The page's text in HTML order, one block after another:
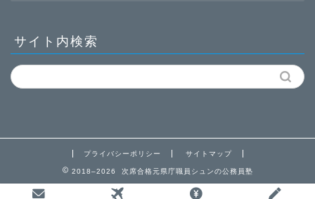
サイト内検索
プライバシーポリシー サイトマップ
2018–2026 次席合格元県庁職員シュンの公務員塾